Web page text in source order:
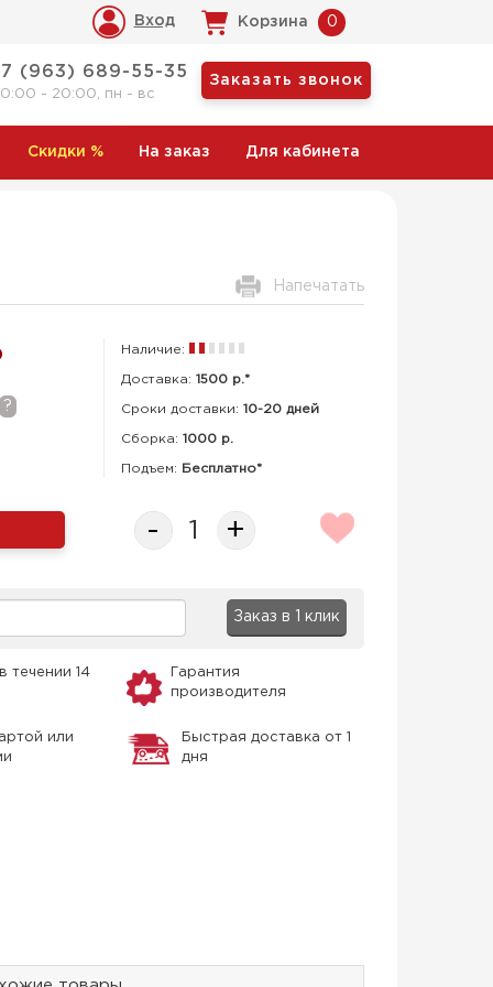
Вход Корзина 0
(963) 689-55-35
- 20:00, пн - вс
Заказать звонок
Скидки % На заказ Для кабинета
Напечатать
?
Наличие:
Доставка: 1500 р.*
Сроки доставки: 10-20 дней
Сборка:1000 р.
Подъем: Бесплатно*
- +
Заказ в 1 клик
течении 14
Гарантия
производителя
или
Быстрая доставка от 1
дня